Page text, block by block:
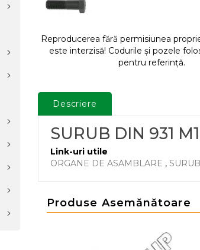
Reproducerea fără permisiunea
este interzisă! Codurile și pozele
pentru referință.
Descriere
SURUB DIN 931
Link-uri utile
ORGANE DE ASAMBLARE ,
Produse Asemănătoare